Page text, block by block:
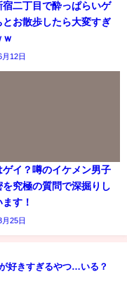
宿二丁目で酔っぱらいゲ
とお散歩したら大変すぎ
ｗ
12日
ゲイ？噂のイケメン男子
を究極の質問で深掘りし
す！
25日
好きすぎるやつ…いる？